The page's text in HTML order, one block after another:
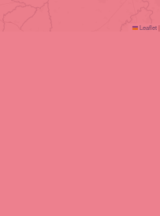
Leaflet|